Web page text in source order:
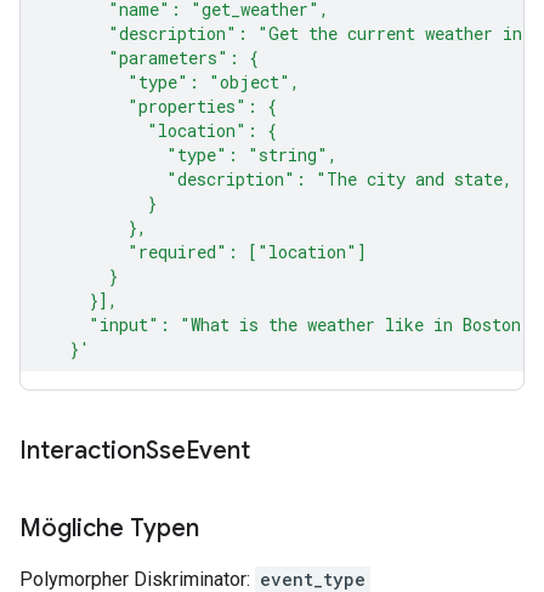
InteractionSseEvent
Mögliche Typen
Polymorpher Diskriminator: event_type